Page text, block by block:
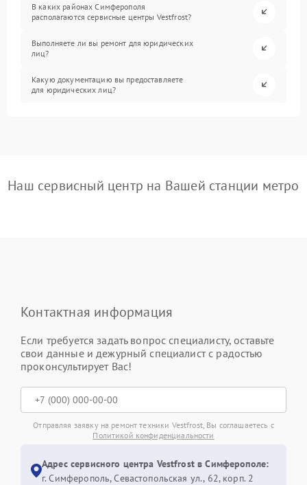
В каких районах Симферополя
располагаются сервисные центры Vestfrost?
Выполняете ли вы ремонт для юридических
лиц?
Какую документацию вы предоставляете
для юридических лиц?
Наш сервисный центр на Вашей станции метро
Контактная информация
Если требуется задать вопрос специалисту, оставьте
свои данные и дежурный специалист с радостью
проконсультирует Вас!
Отправляя заявку на ремонт техники Vestfrost, Вы соглашаетесь с
Политикой конфиденциальности
Адрес сервисного центра Vestfrost в Симферополе:
г. Симферополь, Севастопольская ул., 62, корп. 2